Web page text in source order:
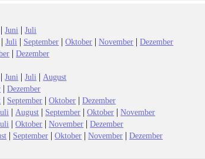
|Juni |Juli
|Juli | September |Oktober |November |Dezember
|Dezember
|Juni |Juli | August
|Dezember
| September |Oktober |Dezember
| August | September |Oktober |November
|Oktober |November |Dezember
| September |Oktober |November |Dezember